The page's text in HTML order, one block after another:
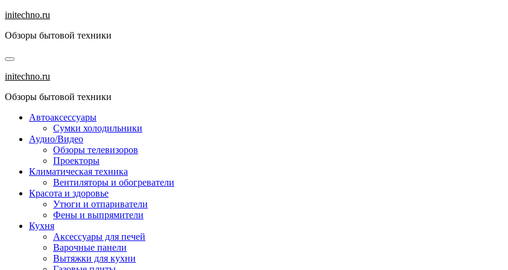
Перейти
содержанию
initechno.ru
Обзоры бытовой техники
initechno.ru
Обзоры бытовой техники
Автоаксессуары
Сумки холодильники
Аудио/Видео
Обзоры телевизоров
Проекторы
Климатическая техника
Вентиляторы и обогреватели
Красота и здоровье
Утюги и отпариватели
Фены и выпрямители
Кухня
Аксессуары для печей
Варочные панели
Вытяжки для кухни